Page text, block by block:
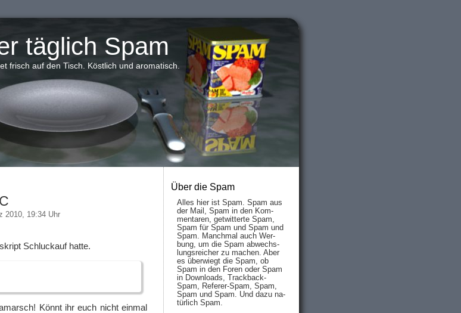
täglich Spam
frisch auf den Tisch. Köstlich und aromatisch.
2010, 19:34 Uhr
Schluckauf hatte.
Könnt ihr euch nicht einmal
Über die Spam
Alles hier ist Spam. Spam aus
der Mail, Spam in den Kom­
men­taren, ge­twit­ter­te Spam,
Spam für Spam und Spam und
Spam. Manch­mal auch Wer­
bung, um die Spam ab­wechs­
lungs­reich­er zu mach­en. Aber
es über­wiegt die Spam, ob
Spam in den Fo­ren oder Spam
in Down­loads, Track­back-
Spam, Re­fe­rer-Spam, Spam,
Spam und Spam. Und da­zu na­
tür­lich Spam.